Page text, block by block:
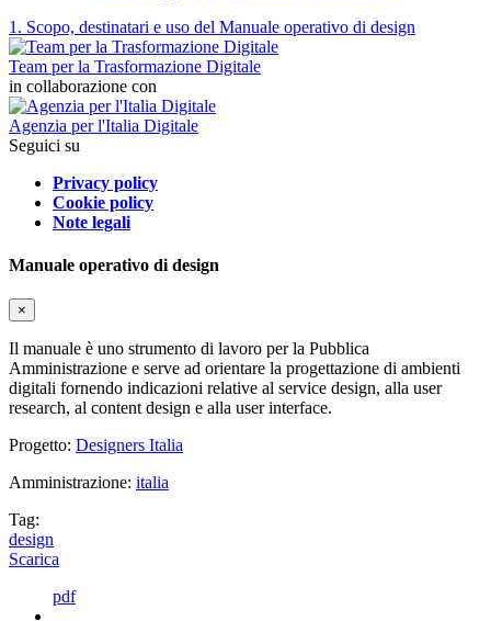
1. Scopo, destinatari e uso del Manuale operativo di design
Team per la Trasformazione Digitale
in collaborazione con
Agenzia per l'Italia Digitale
Seguici su
Privacy policy
Cookie policy
Note legali
Manuale operativo di design
×
Il manuale è uno strumento di lavoro per la Pubblica
Amministrazione e serve ad orientare la progettazione di ambienti
digitali fornendo indicazioni relative al service design, alla user
research, al content design e alla user interface.
Progetto: Designers Italia
Amministrazione: italia
Tag:
design
Scarica
pdf